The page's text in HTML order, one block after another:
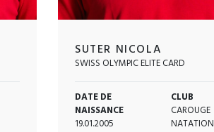
SUTER NICOLA
SWISS OLYMPIC ELITE CARD
DATE DE
NAISSANCE
19.01.2005
CLUB
CAROUGE
NATATION